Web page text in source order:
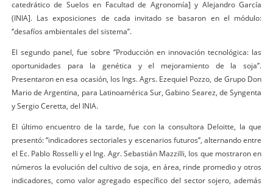
catedrático de Suelos en Facultad de Agronomía] y Alejandro García
(INIA]. Las exposiciones de cada invitado se basaron en el módulo:
‘’desafíos ambientales del sistema’’.
El segundo panel, fue sobre ‘’Producción en innovación tecnológica: las
oportunidades para la genética y el mejoramiento de la soja’’.
Presentaron en esa ocasión, los Ings. Agrs. Ezequiel Pozzo, de Grupo Don
Mario de Argentina, para Latinoamérica Sur, Gabino Searez, de Syngenta
y Sergio Ceretta, del INIA.
El último encuentro de la tarde, fue con la consultora Deloitte, la que
presentó: ‘’indicadores sectoriales y escenarios futuros’’, alternando entre
el Ec. Pablo Rosselli y el Ing. Agr. Sebastián Mazzilli, los que mostraron en
números la evolución del cultivo de soja, en área, rinde promedio y otros
indicadores, como valor agregado específico del sector sojero, además